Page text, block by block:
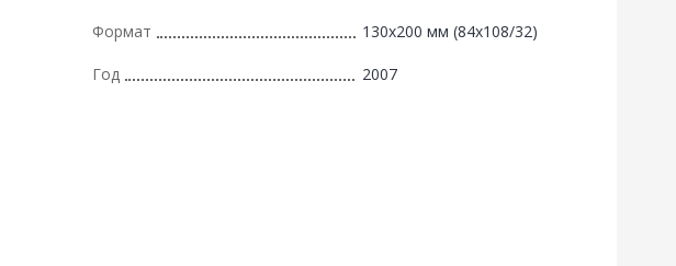
Формат 130х200 мм (84х108/32)
Год 2007